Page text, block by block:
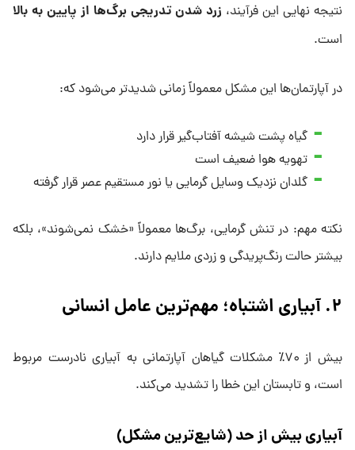
نتیجه نهایی این فرآیند، زرد شدن تدریجی برگ‌ها از پایین به بالا
است.
در آپارتمان‌ها این مشکل معمولاً زمانی شدیدتر می‌شود که:
گیاه پشت شیشه آفتاب‌گیر قرار دارد
تهویه هوا ضعیف است
گلدان نزدیک وسایل گرمایی یا نور مستقیم عصر قرار گرفته
نکته مهم: در تنش گرمایی، برگ‌ها معمولاً «خشک نمی‌شوند»، بلکه
بیشتر حالت رنگ‌پریدگی و زردی ملایم دارند.
۲. آبیاری اشتباه؛ مهم‌ترین عامل انسانی
بیش از ۷۰٪ مشکلات گیاهان آپارتمانی به آبیاری نادرست مربوط
است، و تابستان این خطا را تشدید می‌کند.
آبیاری بیش از حد (شایع‌ترین مشکل)